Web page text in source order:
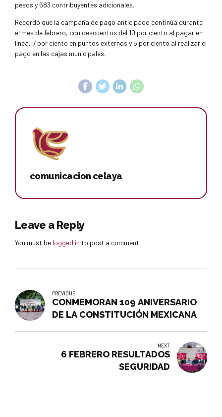
pesos y 683 contribuyentes adicionales.
Recordó que la campaña de pago anticipado continúa durante
el mes de febrero, con descuentos del 10 por ciento al pagar en
línea, 7 por ciento en puntos externos y 5 por ciento al realizar el
pago en las cajas municipales.
comunicacion celaya
Leave a Reply
You must be logged in to post a comment.
PREVIOUS
CONMEMORAN 109 ANIVERSARIO
DE LA CONSTITUCIÓN MEXICANA
NEXT
6 FEBRERO RESULTADOS
SEGURIDAD